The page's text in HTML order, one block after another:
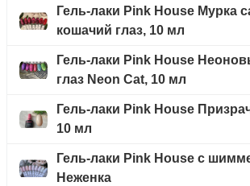
Гель-лаки Pink House Мурка
кошачий глаз, 10 мл
Гель-лаки Pink House
глаз Neon Cat, 10 мл
Гель-лаки Pink House
10 мл
Гель-лаки Pink House с
Неженка